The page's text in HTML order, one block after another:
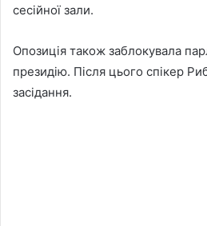
сесійної зали.
Опозиція також заблокувала
президію. Після цього спікер
засідання.